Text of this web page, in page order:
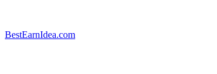
BestEarnIdea.com